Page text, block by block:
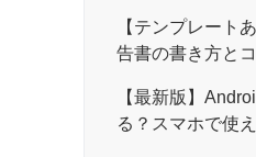
【テンプレート
告書の書き方と
【最新版】
る？スマホで使